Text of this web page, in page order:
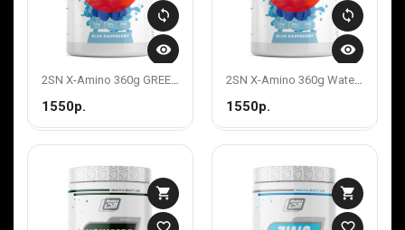
sync
visibility
2SN X-Amino 360g GREEN APPLE
1550р.
sync
visibility
2SN X-Amino 360g Watermelon
1550р.
shopping_cart shopping_cart